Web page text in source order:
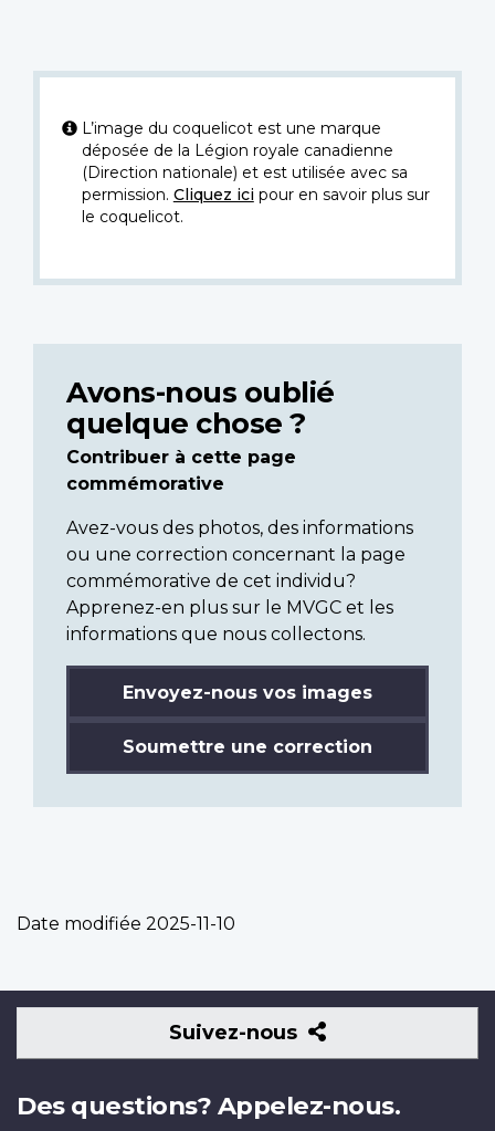
L’image du coquelicot est une marque
déposée de la Légion royale canadienne
(Direction nationale) et est utilisée avec sa
permission. Cliquez icipour en savoir plus sur
le coquelicot.
Avons-nous oublié
quelque chose ?
Contribuer à cette page
commémorative
Avez-vous des photos, des informations
ou une correction concernant la page
commémorative de cet individu?
Apprenez-en plus sur le MVGC et les
informations que nous collectons.
Envoyez-nous vos images
Soumettre une correction
Date modifiée 2025-11-10
Suivez-nous
Suivez-
nous
Des questions? Appelez-nous.